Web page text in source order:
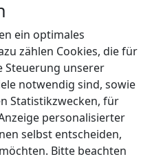
ein optimales
zählen Cookies, die für
Steuerung unserer
notwendig sind, sowie
Statistikzwecken, für
personalisierter
selbst entscheiden,
Bitte beachten